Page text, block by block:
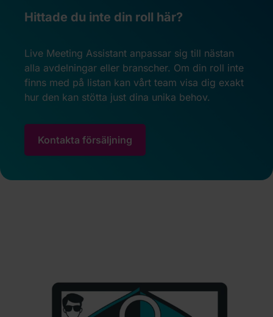
Hittade du inte din roll här?
Live Meeting Assistant anpassar sig till nästan
alla avdelningar eller branscher. Om din roll inte
finns med på listan kan vårt team visa dig exakt
hur den kan stötta just dina unika behov.
Kontakta försäljning